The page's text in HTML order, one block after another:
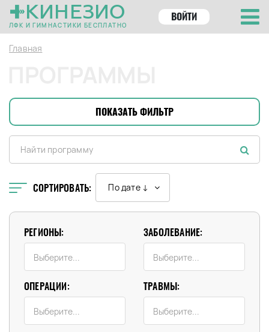
КИНЕЗИО
ЛФК И ГИМНАСТИКИ БЕСПЛАТНО
ВОЙТИ
Главная
ПОКАЗАТЬ ФИЛЬТР
СОРТИРОВАТЬ: По дате ↓
РЕГИОНЫ: ЗАБОЛЕВАНИЕ:
ОПЕРАЦИИ: ТРАВМЫ: